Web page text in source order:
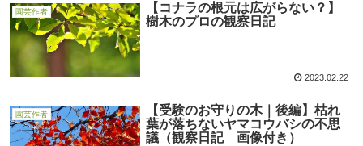
園芸作者
【コナラの根元は広がらない？】
樹木のプロの観察日記
2023.02.22
園芸作者
【受験のお守りの木｜後編】枯れ
葉が落ちないヤマコウバシの不思
議（観察日記 画像付き）